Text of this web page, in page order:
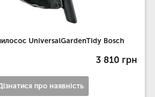
UniversalGardenTidy Bosch
3 810 грн
про наявність